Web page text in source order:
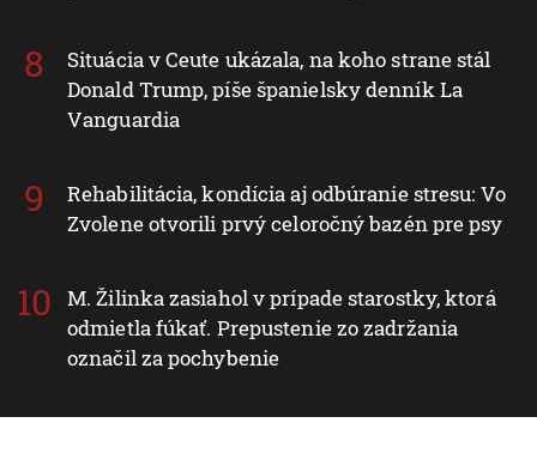
Situácia v Ceute ukázala, na koho strane stál
Donald Trump, píše španielsky denník La
Vanguardia
Rehabilitácia, kondícia aj odbúranie stresu: Vo
Zvolene otvorili prvý celoročný bazén pre psy
M. Žilinka zasiahol v prípade starostky, ktorá
odmietla fúkať. Prepustenie zo zadržania
označil za pochybenie